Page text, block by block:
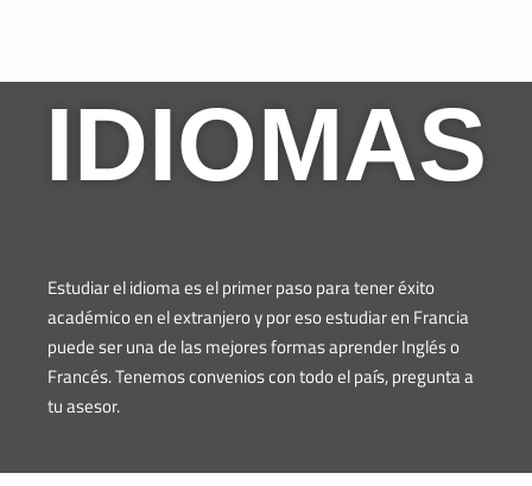
IDIOMAS
Estudiar el idioma es el primer paso para tener éxito
académico en el extranjero y por eso estudiar en Francia
puede ser una de las mejores formas aprender Inglés o
Francés. Tenemos convenios con todo el país, pregunta a
tu asesor.